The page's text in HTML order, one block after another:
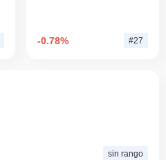
-0.78% #27
sin rango